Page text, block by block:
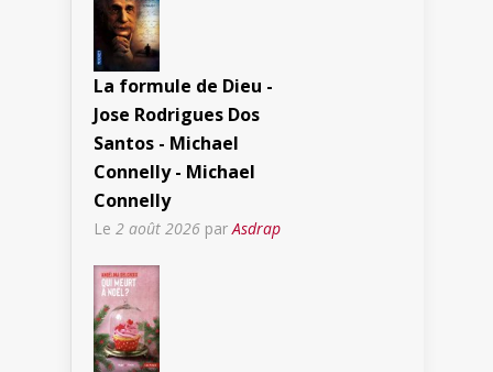
La formule de Dieu -
Jose Rodrigues Dos
Santos - Michael
Connelly - Michael
Connelly
Le 2 août 2026 parAsdrap